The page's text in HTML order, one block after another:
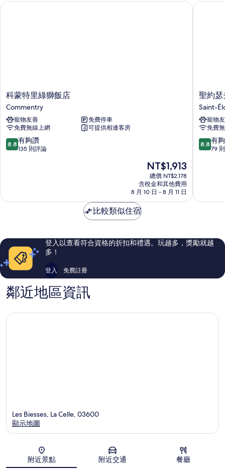
情
科
蒙
特
里
綠
獅
飯
科蒙特里綠獅飯店
Commentry
寵物友善
免費停車
免費無線上網
可提供相連客房
8.8
分，
夠
評
論
8.8 有夠讚
135 則評論
現
在
價
格
為
NT$1,913
總價 NT$2,178
含稅金和其他費用
8 月 10 日 - 8 月 11 日
科蒙特里綠獅飯店
聖
約
瑟
夫
飯
店
Saint-
聖約瑟
Saint-
寵物
免費
8.8
分，
夠
評
論
8.8 有
79
聖約瑟
比較類似住宿
登入以查看符合資格的折扣和禮遇。玩越多，獎勵就越
多！
登入 免費註冊
鄰近地區資訊
地圖
Les Biesses, La Celle, 03600
顯示地圖
附近景點 附近交通 餐廳